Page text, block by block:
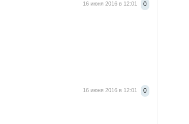
0
16 июня 2016 в 12:01
0
16 июня 2016 в 12:01